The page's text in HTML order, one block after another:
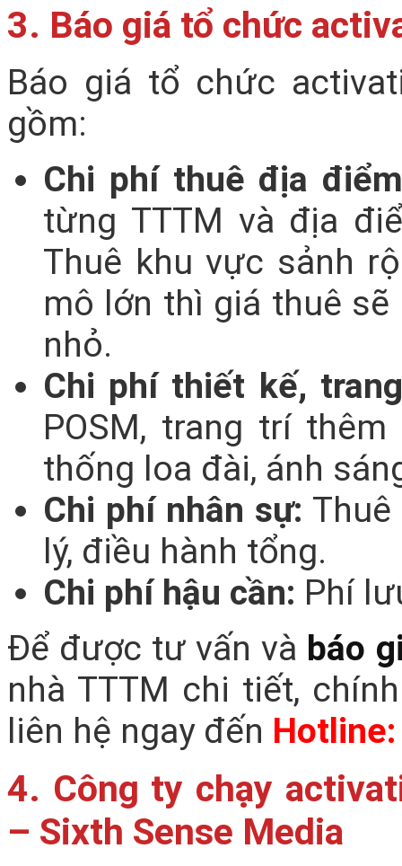
3. Báo giá tổ chức
Báo giá tổ chức
gồm:
Chi phí thuê địa
từng TTTM và địa
Thuê khu vực sảnh
mô lớn thì giá thuê
nhỏ.
Chi phí thiết kế,
POSM, trang trí
thống loa đài, ánh
Chi phí nhân sự: Thuê
lý, điều hành tổng.
Chi phí hậu cần: Phí
Để được tư vấn và báo
nhà TTTM chi tiết,
liên hệ ngay đến
4. Công ty chạy
– Sixth Sense Media